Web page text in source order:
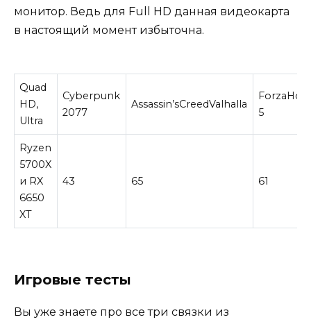
монитор. Ведь для Full HD данная видеокарта
в настоящий момент избыточна.
Quad
HD,
Ultra
Cyberpunk
2077
Assassin’sCreedValhalla
5
Ryzen
5700X
и RX
6650
XT
43 65 61
Игровые тесты
Вы уже знаете про все три связки из